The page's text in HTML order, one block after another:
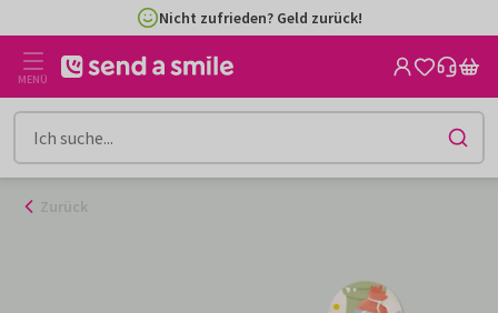
Inhalt
gehen
Nicht zufrieden? Geld zurück!
MENÜ
Zurück